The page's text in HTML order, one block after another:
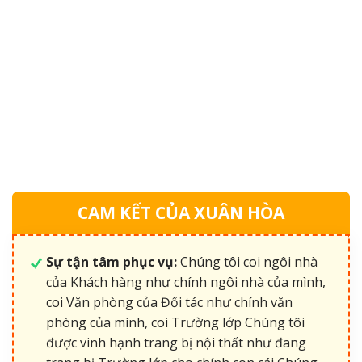
CAM KẾT CỦA XUÂN HÒA
Sự tận tâm phục vụ:Chúng tôi coi ngôi nhà
của Khách hàng như chính ngôi nhà của mình,
coi Văn phòng của Đối tác như chính văn
phòng của mình, coi Trường lớp Chúng tôi
được vinh hạnh trang bị nội thất như đang